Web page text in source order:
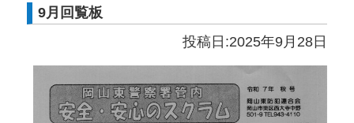
9月回覧板
投稿日:2025年9月28日